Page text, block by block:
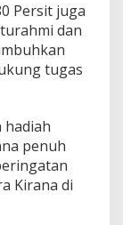
Persit juga
dan
tugas
hadiah
penuh
Kirana di